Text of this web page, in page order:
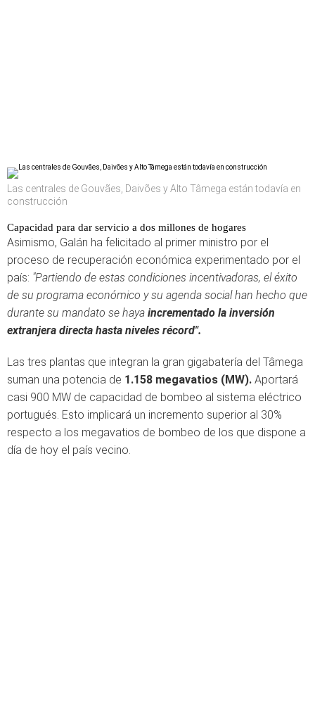
Las centrales de Gouvães, Daivões y Alto Tâmega están todavía en
construcción
Capacidad para dar servicio a dos millones de hogares
Asimismo, Galán ha felicitado al primer ministro por el
proceso de recuperación económica experimentado por el
país: "Partiendo de estas condiciones incentivadoras, el éxito
de su programa económico y su agenda social han hecho que
durante su mandato se haya incrementado la inversión
extranjera directa hasta niveles récord".
Las tres plantas que integran la gran gigabatería del Tâmega
suman una potencia de 1.158 megavatios (MW). Aportará
casi 900 MW de capacidad de bombeo al sistema eléctrico
portugués. Esto implicará un incremento superior al 30%
respecto a los megavatios de bombeo de los que dispone a
día de hoy el país vecino.